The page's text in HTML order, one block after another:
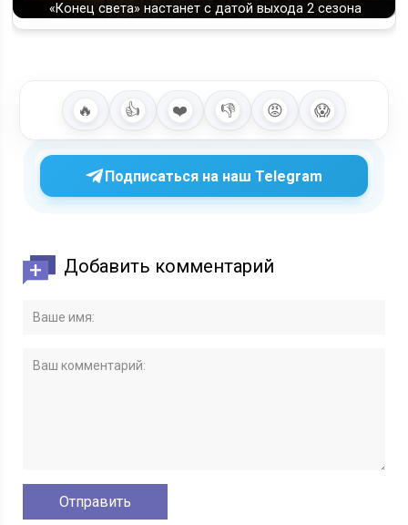
«Конец света» настанет с датой выхода 2 сезона
🔥 👍 ❤️ 👎 😡 😱
Подписаться на наш Telegram
Добавить комментарий